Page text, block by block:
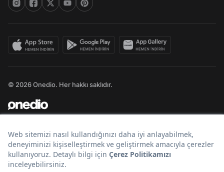
© 2026 Onedio. Her hakkı saklıdır.
Bir markasıdır.